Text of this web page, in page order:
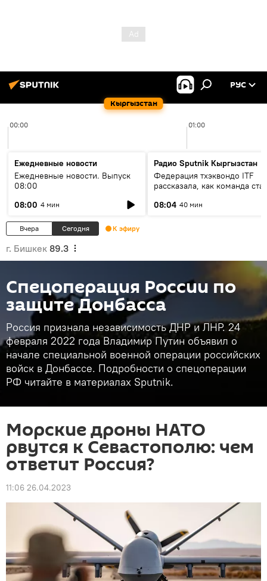
Кыргызстан
РУС
00:00 01:00
Ежедневные новости
Ежедневные новости. Выпуск
08:00
08:00 4 мин
Радио Sputnik Кыргызстан
Федерация тхэквондо ITF
рассказала, как команда
08:04 40 мин
Вчера Сегодня К эфиру
г. Бишкек 89.3
Спецоперация России по
защите Донбасса
Россия признала независимость ДНР и ЛНР. 24
февраля 2022 года Владимир Путин объявил о
начале специальной военной операции российских
войск в Донбассе. Подробности о спецоперации
РФ читайте в материалах Sputnik.
Морские дроны НАТО
рвутся к Севастополю: чем
ответит Россия?
11:06 26.04.2023